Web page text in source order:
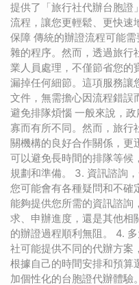
提供了「旅行社代辦台胞證
流程，讓您更輕鬆、更快速
保障 傳統的辦證流程可能
雜的程序。然而，透過旅行
業人員處理，不僅節省您的
漏掉任何細節。這項服務讓
文件，無需擔心因流程錯誤
避免排隊煩惱 一般來說，
寡而有所不同。然而，旅行
關機構的良好合作關係，更
可以避免長時間的排隊等候
規劃和準備。 3. 資訊諮詢
您可能會有各種疑問和不確
能夠提供您所需的資訊諮詢
求、申辦進度，還是其他相
的辦證過程順利無阻。 4.
社可能提供不同的代辦方案
根據自己的時間安排和預算
加個性化的台胞證代辦體驗